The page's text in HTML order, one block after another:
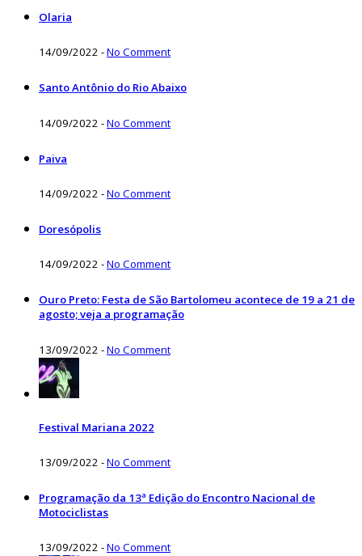
Olaria
14/09/2022 -No Comment
Santo Antônio do Rio Abaixo
14/09/2022 -No Comment
Paiva
14/09/2022 -No Comment
Doresópolis
14/09/2022 -No Comment
Ouro Preto: Festa de São Bartolomeu acontece de 19 a 21 de
agosto; veja a programação
13/09/2022 -No Comment
Festival Mariana 2022
13/09/2022 -No Comment
Programação da 13ª Edição do Encontro Nacional de
Motociclistas
13/09/2022 -No Comment